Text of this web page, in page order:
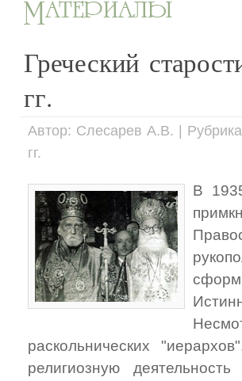
Греческий
гг.
Автор: Слесарев А.В. |
гг.
В
раскольнических
религиозную